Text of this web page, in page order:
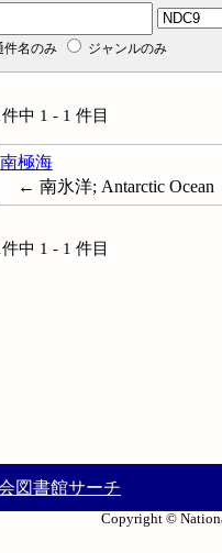
件名のみ ジャンルのみ
件中 1 - 1 件目
南極海
← 南氷洋; Antarctic Ocean
件中 1 - 1 件目
図書館サーチ
Copyright ©